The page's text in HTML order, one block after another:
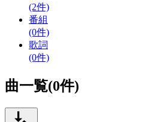
(2件)
番組
(0件)
歌詞
(0件)
曲一覧(0件)